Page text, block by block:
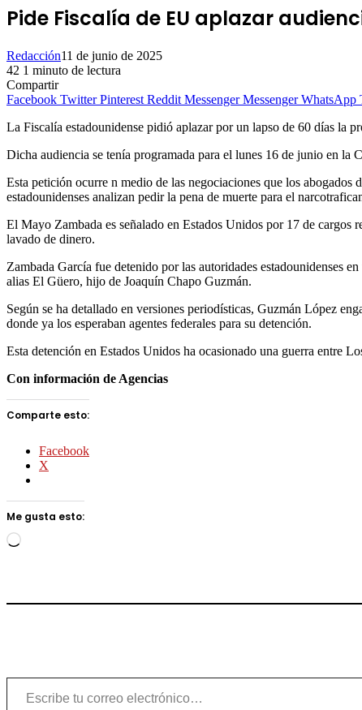
Pide Fiscalía de EU aplazar
Redacción11 de junio de 2025
42 1 minuto de lectura
Compartir
Facebook Twitter Pinterest Reddit Messenger Messenger WhatsApp
La Fiscalía estadounidense pidió aplazar por un lapso de 60 días la
Dicha audiencia se tenía programada para el lunes 16 de junio en
Esta petición ocurre n medio de las negociaciones que los
estadounidenses analizan pedir la pena de muerte para el
El Mayo Zambada es señalado en Estados Unidos por 17 de cargos
lavado de dinero.
Zambada García fue detenido por las autoridades estadounidenses
alias El Güero, hijo de Joaquín Chapo Guzmán.
Según se ha detallado en versiones periodísticas, Guzmán López
donde ya los esperaban agentes federales para su detención.
Esta detención en Estados Unidos ha ocasionado una guerra entre
Con información de Agencias
Comparte esto:
Facebook
X
Me gusta esto:
Cargando...
Escribe tu correo electrónico…